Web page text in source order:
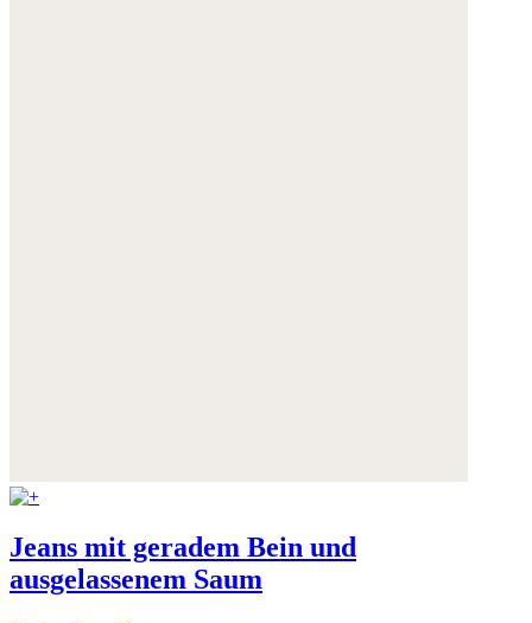
Jeans mit geradem Bein und
ausgelassenem Saum